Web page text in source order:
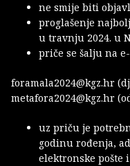
ne smije biti
proglašenje
u travnju 2024. u
priče se šalju na
foramala2024@kgz.hr
metafora2024@kgz.hr
uz priču je
godinu rođenja,
elektronske pošte